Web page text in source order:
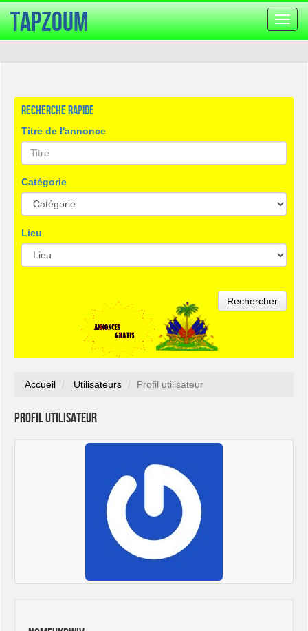
la
TapZoum
Recherche rapide
Titre de l'annonce
Catégorie
Lieu
Rechercher
Accueil Utilisateurs Profil utilisateur
Profil utilisateur